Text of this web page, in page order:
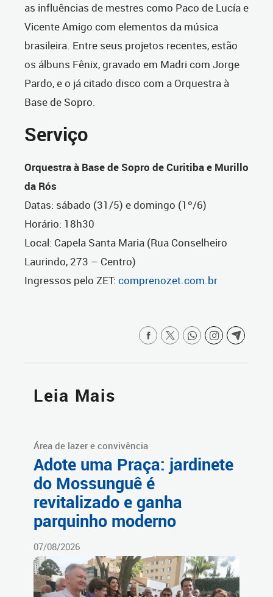
as influências de mestres como Paco de Lucía e
Vicente Amigo com elementos da música
brasileira. Entre seus projetos recentes, estão
os álbuns Fênix, gravado em Madri com Jorge
Pardo, e o já citado disco com a Orquestra à
Base de Sopro.
Serviço
Orquestra à Base de Sopro de Curitiba e Murillo
da Rós
Datas: sábado (31/5) e domingo (1º/6)
Horário: 18h30
Local: Capela Santa Maria (Rua Conselheiro
Laurindo, 273 – Centro)
Ingressos pelo ZET: comprenozet.com.br
Leia Mais
Área de lazer e convivência
Adote uma Praça: jardinete
do Mossunguê é
revitalizado e ganha
parquinho moderno
07/08/2026